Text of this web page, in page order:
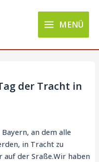
Main
Menu
MENÜ
der Tracht in
an dem alle
in Tracht zu
auf der Sraße.Wir haben